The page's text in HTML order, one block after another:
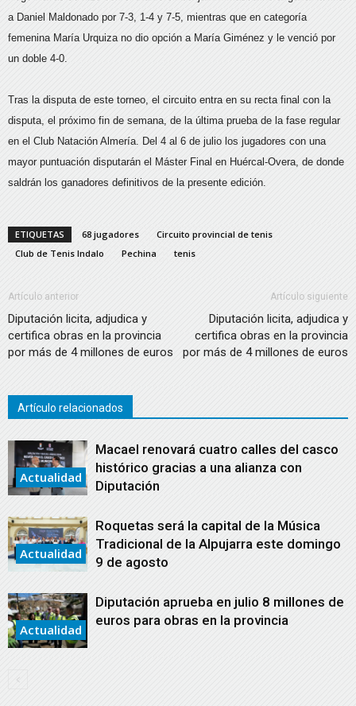
a Daniel Maldonado por 7-3, 1-4 y 7-5, mientras que en categoría
femenina María Urquiza no dio opción a María Giménez y le venció por
un doble 4-0.
Tras la disputa de este torneo, el circuito entra en su recta final con la
disputa, el próximo fin de semana, de la última prueba de la fase regular
en el Club Natación Almería. Del 4 al 6 de julio los jugadores con una
mayor puntuación disputarán el Máster Final en Huércal-Overa, de donde
saldrán los ganadores definitivos de la presente edición.
ETIQUETAS 68 jugadores
Circuito provincial de tenis
Club de Tenis Indalo
Pechina tenis
Artículo anterior
Diputación licita, adjudica y
certifica obras en la provincia
por más de 4 millones de euros
Artículo siguiente
Diputación licita, adjudica y
certifica obras en la provincia
por más de 4 millones de euros
Artículo relacionados
Actualidad
Macael renovará cuatro calles del casco
histórico gracias a una alianza con
Diputación
Actualidad
Roquetas será la capital de la Música
Tradicional de la Alpujarra este domingo
9 de agosto
Actualidad
Diputación aprueba en julio 8 millones de
euros para obras en la provincia